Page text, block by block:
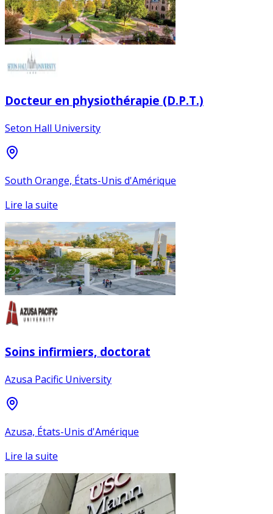
Docteur en physiothérapie (D.P.T.)
Seton Hall University
South Orange, États-Unis d'Amérique
Lire la suite
Soins infirmiers, doctorat
Azusa Pacific University
Azusa, États-Unis d'Amérique
Lire la suite